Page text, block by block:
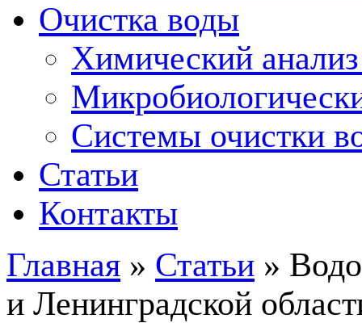
Очистка воды
Химический
Системы очистки
Статьи
Контакты
Главная » Статьи »
и Ленинградской